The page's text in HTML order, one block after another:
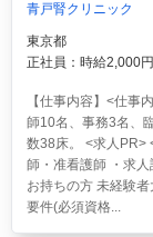
青戸腎クリニック
東京都
正社員：時給2,000
【仕事内容】<仕事
師10名、事務3名、
数38床。 <求人PR>
師・准看護師 ・求
お持ちの方 未経験
要件(必須資格...